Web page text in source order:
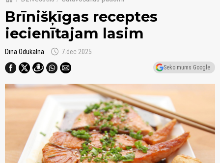
Brīnišķīgas receptes
iecienītajam lasim
Dina Odukalna schedule 7.dec 2025
Seko mums Google